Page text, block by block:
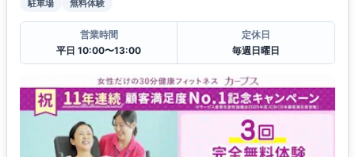
駐車場 無料体験
営業時間
平日 10:00〜13:00
定休日
毎週日曜日